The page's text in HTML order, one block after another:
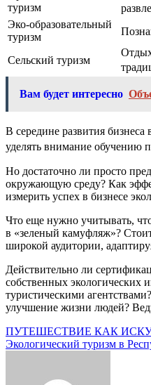
туризм
Эко-образовательный
туризм
Сельский туризм
Вам будет интересно
В середине развития
уделять внимание обучению
Но достаточно ли просто
окружающую среду? Как
измерить успех в бизнесе
Что еще нужно учитывать,
в «зеленый камуфляж»?
широкой аудитории,
Действительно ли
собственных экологических
туристическими
улучшение жизни людей?
Навигация
по
ПУТЕШЕСТВИЕ КАК
Экологический туризм в